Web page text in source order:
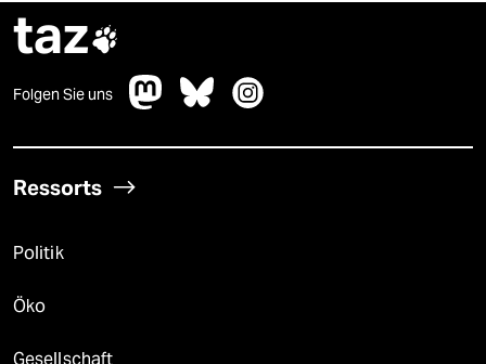
taz
Folgen Sie uns
Ressorts
Politik
Öko
Gesellschaft